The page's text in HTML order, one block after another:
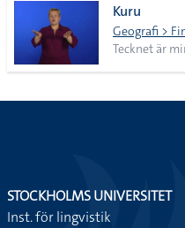
Kuru
Geografi >
Tecknet är
STOCKHOLMS UNIVERSITET
Inst. för lingvistik